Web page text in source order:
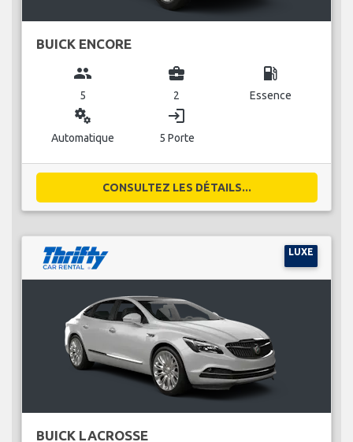
BUICK ENCORE
group
5
business_center
2
local_gas_station
Essence
miscellaneous_services
Automatique
login
5 Porte
CONSULTEZ LES DÉTAILS...
LUXE
BUICK LACROSSE